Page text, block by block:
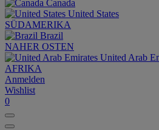
Canada
United States
SÜDAMERIKA
Brazil
NAHER OSTEN
United Arab
AFRIKA
Anmelden
Wishlist
0